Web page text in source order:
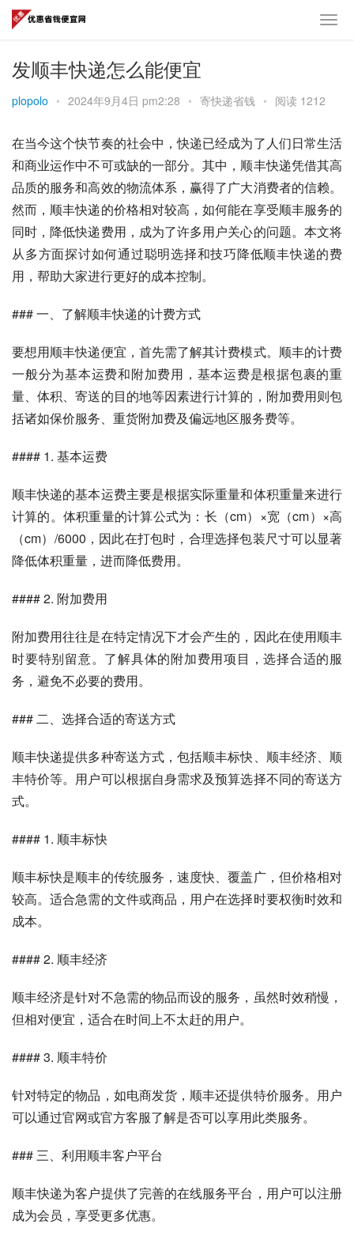
发顺丰快递怎么能便宜
plopolo • 2024年9月4日 pm2:28 • 寄快递省钱 • 阅读 1212
在当今这个快节奏的社会中，快递已经成为了人们日常生活
和商业运作中不可或缺的一部分。其中，顺丰快递凭借其高
品质的服务和高效的物流体系，赢得了广大消费者的信赖。
然而，顺丰快递的价格相对较高，如何能在享受顺丰服务的
同时，降低快递费用，成为了许多用户关心的问题。本文将
从多方面探讨如何通过聪明选择和技巧降低顺丰快递的费
用，帮助大家进行更好的成本控制。
### 一、了解顺丰快递的计费方式
要想用顺丰快递便宜，首先需了解其计费模式。顺丰的计费
一般分为基本运费和附加费用，基本运费是根据包裹的重
量、体积、寄送的目的地等因素进行计算的，附加费用则包
括诸如保价服务、重货附加费及偏远地区服务费等。
#### 1. 基本运费
顺丰快递的基本运费主要是根据实际重量和体积重量来进行
计算的。体积重量的计算公式为：长（cm）×宽（cm）×高
（cm）/6000，因此在打包时，合理选择包装尺寸可以显著
降低体积重量，进而降低费用。
#### 2. 附加费用
附加费用往往是在特定情况下才会产生的，因此在使用顺丰
时要特别留意。了解具体的附加费用项目，选择合适的服
务，避免不必要的费用。
### 二、选择合适的寄送方式
顺丰快递提供多种寄送方式，包括顺丰标快、顺丰经济、顺
丰特价等。用户可以根据自身需求及预算选择不同的寄送方
式。
#### 1. 顺丰标快
顺丰标快是顺丰的传统服务，速度快、覆盖广，但价格相对
较高。适合急需的文件或商品，用户在选择时要权衡时效和
成本。
#### 2. 顺丰经济
顺丰经济是针对不急需的物品而设的服务，虽然时效稍慢，
但相对便宜，适合在时间上不太赶的用户。
#### 3. 顺丰特价
针对特定的物品，如电商发货，顺丰还提供特价服务。用户
可以通过官网或官方客服了解是否可以享用此类服务。
### 三、利用顺丰客户平台
顺丰快递为客户提供了完善的在线服务平台，用户可以注册
成为会员，享受更多优惠。